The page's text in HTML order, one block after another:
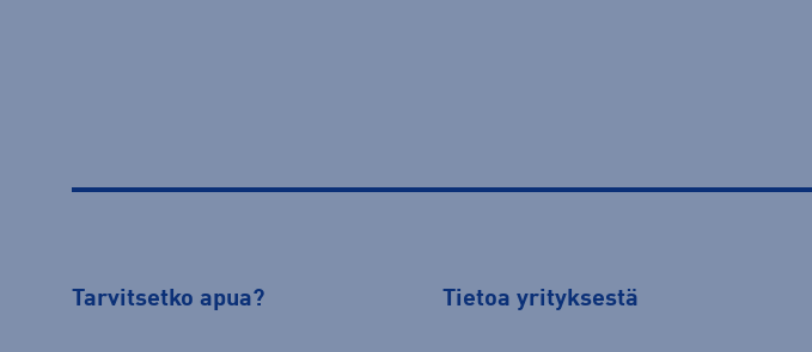
Tarvitsetko apua? Tietoa yrityksestä